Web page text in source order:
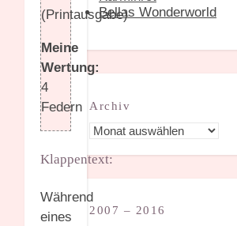
(Printausgabe)
Meine
Wertung:
4
Federn
Klappentext:
Während
eines
Bellas Wonderworld
Archiv
Archiv
2007 – 2016